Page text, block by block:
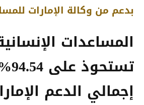
بدعم من وكالة الإمارات
المساعدات
إجمالي الدعم